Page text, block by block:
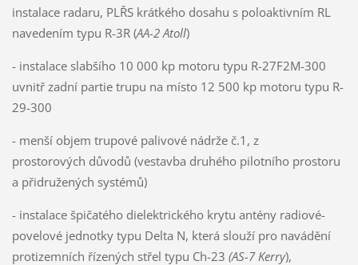
instalace radaru, PLŘS krátkého dosahu s poloaktivním RL
navedením typu R-3R (AA-2 Atoll)
- instalace slabšího 10 000 kp motoru typu R-27F2M-300
uvnitř zadní partie trupu na místo 12 500 kp motoru typu R-
29-300
- menší objem trupové palivové nádrže č.1, z
prostorových důvodů (vestavba druhého pilotního prostoru
a přidružených systémů)
- instalace špičatého dielektrického krytu antény radiové-
povelové jednotky typu Delta N, která slouží pro navádění
protizemních řízených střel typu Ch-23 (AS-7 Kerry),